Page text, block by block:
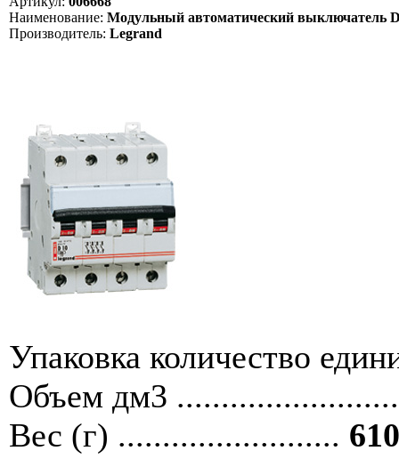
Наименование: Модульный автоматический выключатель
Производитель: Legrand
Упаковка количество
Объем дм3
Вес (г) .........................